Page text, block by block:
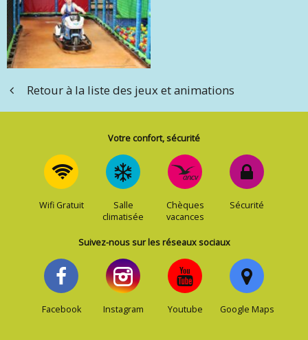
Retour à la liste des jeux et animations
Votre confort, sécurité
Wifi Gratuit
Salle
climatisée
Chèques
vacances
Sécurité
Suivez-nous sur les réseaux sociaux
Facebook Instagram Youtube Google Maps